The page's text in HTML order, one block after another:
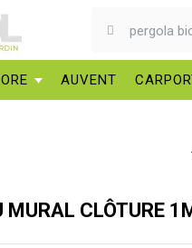
AUVENT
MURAL CLÔTURE